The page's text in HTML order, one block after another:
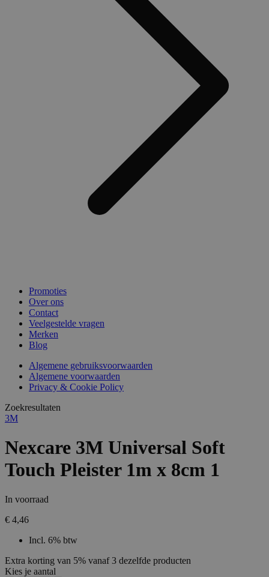
Promoties
Over ons
Contact
Veelgestelde vragen
Merken
Blog
Algemene gebruiksvoorwaarden
Algemene voorwaarden
Privacy & Cookie Policy
Zoekresultaten
3M
Nexcare 3M Universal Soft
Touch Pleister 1m x 8cm 1
In voorraad
€ 4,46
Incl. 6% btw
Extra korting van 5% vanaf 3 dezelfde producten
Kies je aantal